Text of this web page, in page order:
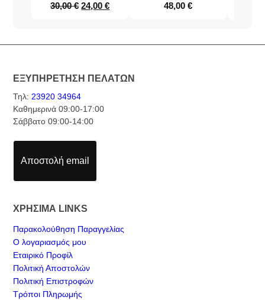
30,00€ 24,00€ 48,00 €
ΕΞΥΠΗΡΕΤΗΣΗ ΠΕΛΑΤΩΝ
Τηλ:23920 34964
Καθημερινά 09:00-17:00
Σάββατο 09:00-14:00
Αποστολή email
ΧΡΗΣΙΜΑ LINKS
Παρακολούθηση Παραγγελίας
Ο λογαριασμός μου
Εταιρικό Προφίλ
Πολιτική Αποστολών
Πολιτική Επιστροφών
Τρόποι Πληρωμής